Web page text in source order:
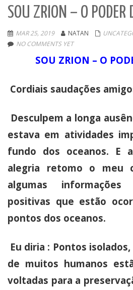
SOU ZRION – O PODER
MAR 25, 2019 NATAN
NO COMMENTS YET
SOU ZRION – O
Cordiais saudações
Desculpem a longa
estava em atividades
fundo dos oceanos. E
alegria retomo o meu
algumas informações
positivas que estão
pontos dos oceanos.
Eu diria : Pontos
de muitos humanos
voltadas para a